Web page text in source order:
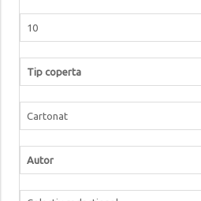
10
Tip coperta
Cartonat
Autor